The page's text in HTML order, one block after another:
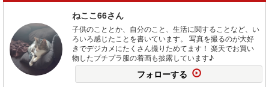
ねここ66さん
子供のこととか、自分のこと、生活に関することなど、い
ろいろ感じたことを書いています。 写真を撮るのが大好
きでデジカメにたくさん撮りためてます！ 楽天でお買い
物したプチプラ服の着画も披露しています♪
フォローする